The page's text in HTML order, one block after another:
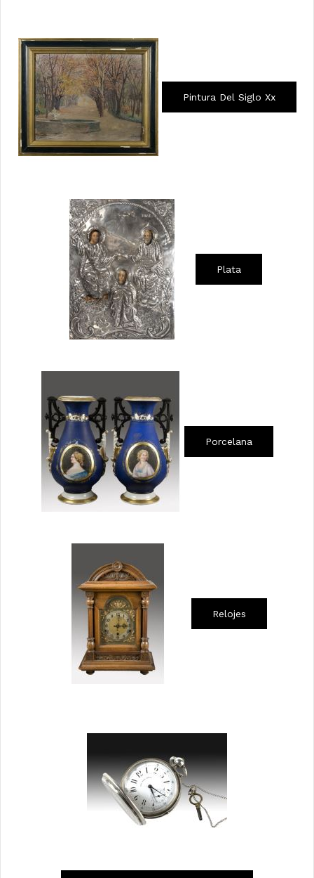
Pintura Del Siglo Xx
Plata
Porcelana
Relojes